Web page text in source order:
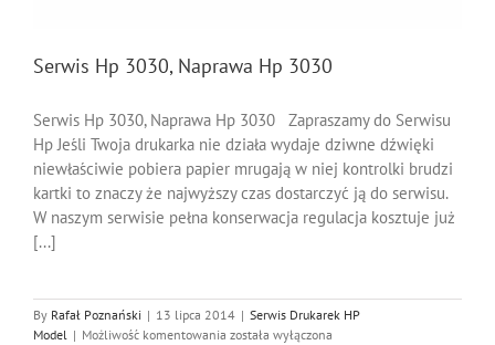
Serwis Hp 3030, Naprawa Hp 3030
Serwis Hp 3030, Naprawa Hp 3030 Zapraszamy do Serwisu
Hp Jeśli Twoja drukarka nie działa wydaje dziwne dźwięki
niewłaściwie pobiera papier mrugają w niej kontrolki brudzi
kartki to znaczy że najwyższy czas dostarczyć ją do serwisu.
W naszym serwisie pełna konserwacja regulacja kosztuje już
[...]
By Rafał Poznański | 13 lipca 2014 | Serwis Drukarek HP
Model | Możliwość komentowania Serwis
została wyłączona